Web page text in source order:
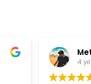
Metin Öztürk